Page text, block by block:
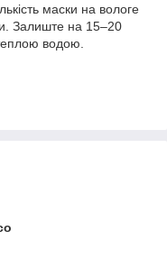
маски на вологе
Залиште на 15–20
водою.